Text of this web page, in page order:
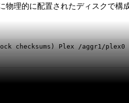
理的に配置されたディスクで構
checksums) Plex /aggr1/